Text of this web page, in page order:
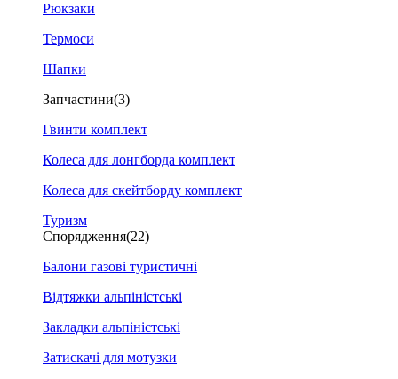
Рюкзаки
Термоси
Шапки
Запчастини(3)
Гвинти комплект
Колеса для лонгборда комплект
Колеса для скейтборду комплект
Туризм
Спорядження(22)
Балони газові туристичні
Відтяжки альпіністські
Закладки альпіністські
Затискачі для мотузки